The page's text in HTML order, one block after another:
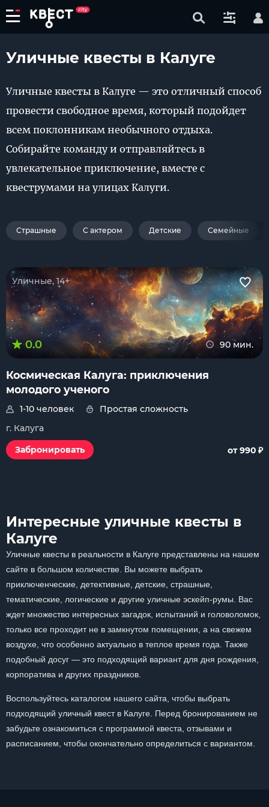
Уличные квесты в Калуге
Уличные квесты в Калуге — это отличный способ
провести свободное время, который подойдет
всем поклонникам необычного отдыха.
Собирайте команду и отправляйтесь в
увлекательное приключение, вместе с
квеструмами на улицах Калуги.
Страшные С актером Детские Семейные
Уличные, 14+
0.0 90 мин.
Космическая Калуга: приключения
молодого ученого
1-10 человек
Простая сложность
г. Калуга
Забронировать
от 990 ₽
Интересные уличные квесты в
Калуге
Уличные квесты в реальности в Калуге представлены на нашем
сайте в большом количестве. Вы можете выбрать
приключенческие, детективные, детские, страшные,
тематические, логические и другие уличные эскейп-румы. Вас
ждет множество интересных загадок, испытаний и головоломок,
только все проходит не в замкнутом помещении, а на свежем
воздухе, что особенно актуально в теплое время года. Также
подобный досуг — это подходящий вариант для дня рождения,
корпоратива и других праздников.
Воспользуйтесь каталогом нашего сайта, чтобы выбрать
подходящий уличный квест в Калуге. Перед бронированием не
забудьте ознакомиться с программой квеста, отзывами и
расписанием, чтобы окончательно определиться с вариантом.